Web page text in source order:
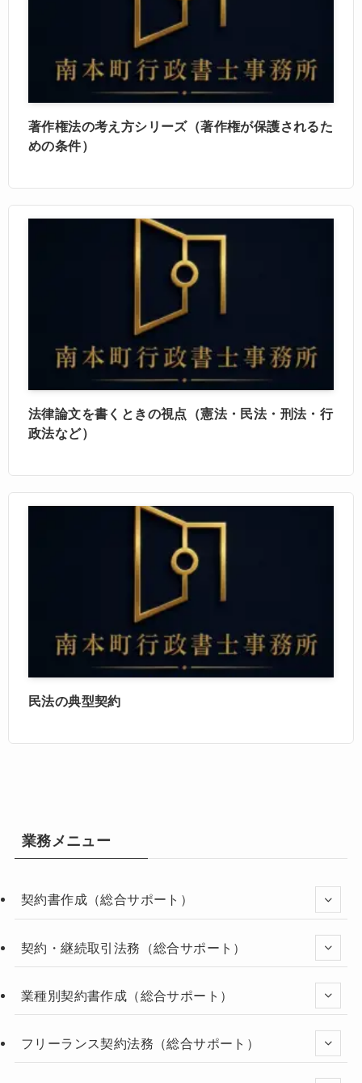
著作権法の考え方シリーズ（著作権が保護されるた
めの条件）
法律論文を書くときの視点（憲法・民法・刑法・行
政法など）
民法の典型契約
業務メニュー
契約書作成（総合サポート）
契約・継続取引法務（総合サポート）
業種別契約書作成（総合サポート）
フリーランス契約法務（総合サポート）